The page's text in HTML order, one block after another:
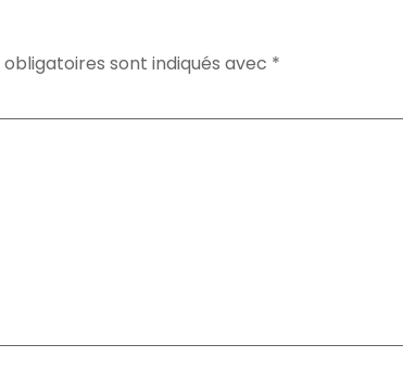
sont indiqués avec *